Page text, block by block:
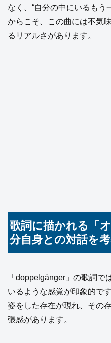
なく、“自分の中にいるもう
からこそ、この曲には不気
るリアルさがあります。
歌詞に描かれる「
分自身との対話を
「doppelgänger」の歌詞で
いるような感覚が印象的で
姿をした存在が現れ、その
張感があります。